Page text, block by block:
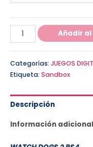
Añadir
Categorías: JUEGOS
Etiqueta: Sandbox
Descripción
Información adicional